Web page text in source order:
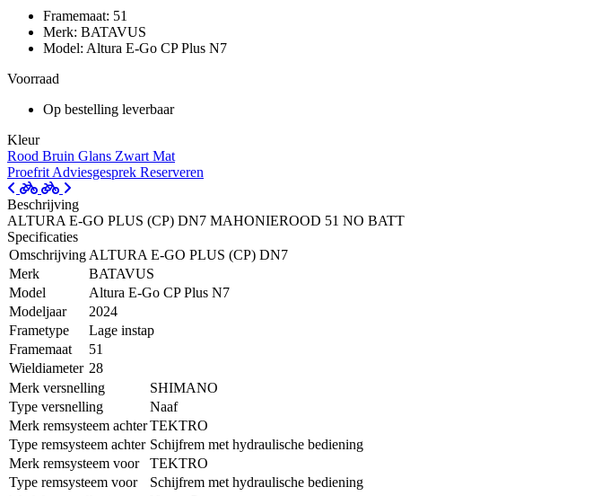
Framemaat: 51
Merk: BATAVUS
Model: Altura E-Go CP Plus N7
Voorraad
Op bestelling leverbaar
Kleur
Rood Bruin Glans Zwart Mat
Proefrit Adviesgesprek Reserveren
Beschrijving
ALTURA E-GO PLUS (CP) DN7 MAHONIEROOD 51 NO BATT
Specificaties
Omschrijving ALTURA E-GO PLUS (CP) DN7
Merk
BATAVUS
Model
Altura E-Go CP Plus N7
Modeljaar
2024
Frametype
Lage instap
Framemaat
51
Wieldiameter 28
Merk versnelling
SHIMANO
Type versnelling
Naaf
Merk remsysteem achterTEKTRO
Type remsysteem achter Schijfrem met hydraulische bediening
Merk remsysteem voor
TEKTRO
Type remsysteem voor
Schijfrem met hydraulische bediening